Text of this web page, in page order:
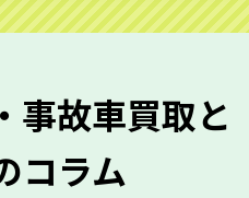
ることで車両状態や年式
下の通りとなります。
事故車買取と
コラム